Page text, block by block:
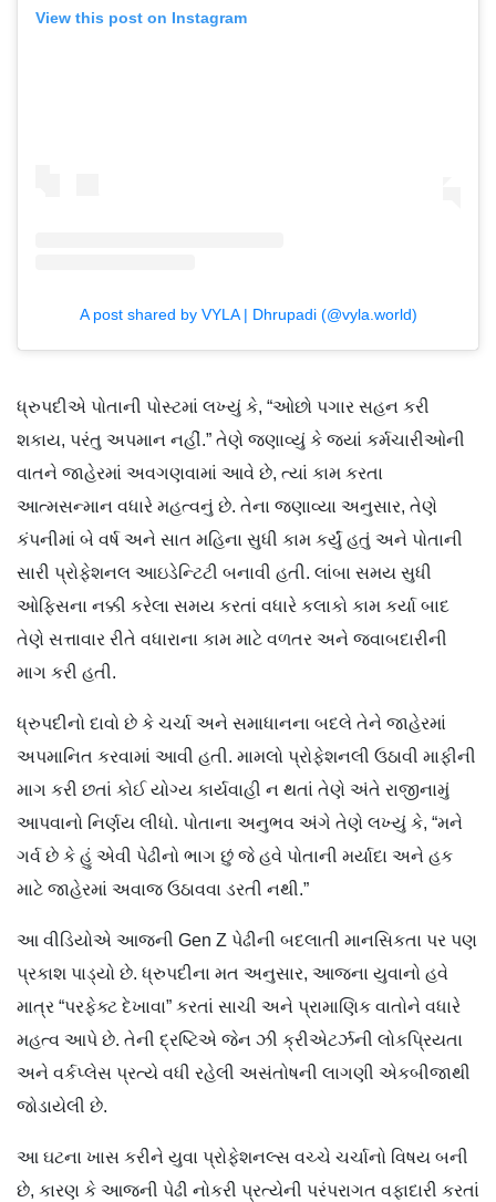
View this post on Instagram
A post shared by VYLA | Dhrupadi (@vyla.world)
ધ્રુપદીએ પોતાની પોસ્ટમાં લખ્યું કે, “ઓછો પગાર સહન કરી
શકાય, પરંતુ અપમાન નહીં.” તેણે જણાવ્યું કે જ્યાં કર્મચારીઓની
વાતને જાહેરમાં અવગણવામાં આવે છે, ત્યાં કામ કરતા
આત્મસન્માન વધારે મહત્વનું છે. તેના જણાવ્યા અનુસાર, તેણે
કંપનીમાં બે વર્ષ અને સાત મહિના સુધી કામ કર્યું હતું અને પોતાની
સારી પ્રોફેશનલ આઇડેન્ટિટી બનાવી હતી. લાંબા સમય સુધી
ઓફિસના નક્કી કરેલા સમય કરતાં વધારે કલાકો કામ કર્યા બાદ
તેણે સત્તાવાર રીતે વધારાના કામ માટે વળતર અને જવાબદારીની
માગ કરી હતી.
ધ્રુપદીનો દાવો છે કે ચર્ચા અને સમાધાનના બદલે તેને જાહેરમાં
અપમાનિત કરવામાં આવી હતી. મામલો પ્રોફેશનલી ઉઠાવી માફીની
માગ કરી છતાં કોઈ યોગ્ય કાર્યવાહી ન થતાં તેણે અંતે રાજીનામું
આપવાનો નિર્ણય લીધો. પોતાના અનુભવ અંગે તેણે લખ્યું કે, “મને
ગર્વ છે કે હું એવી પેઢીનો ભાગ છું જે હવે પોતાની મર્યાદા અને હક
માટે જાહેરમાં અવાજ ઉઠાવવા ડરતી નથી.”
આ વીડિયોએ આજની Gen Z પેઢીની બદલાતી માનસિકતા પર પણ
પ્રકાશ પાડ્યો છે. ધ્રુપદીના મત અનુસાર, આજના યુવાનો હવે
માત્ર “પરફેક્ટ દેખાવા” કરતાં સાચી અને પ્રામાણિક વાતોને વધારે
મહત્વ આપે છે. તેની દ્રષ્ટિએ જેન ઝી ક્રીએટર્ઝની લોકપ્રિયતા
અને વર્કપ્લેસ પ્રત્યે વધી રહેલી અસંતોષની લાગણી એકબીજાથી
જોડાયેલી છે.
આ ઘટના ખાસ કરીને યુવા પ્રોફેશનલ્સ વચ્ચે ચર્ચાનો વિષય બની
છે, કારણ કે આજની પેઢી નોકરી પ્રત્યેની પરંપરાગત વફાદારી કરતાં